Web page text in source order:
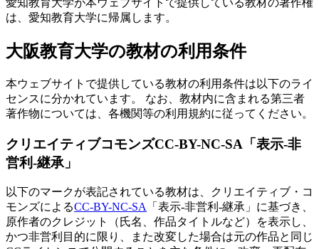
愛知教育大学が本ウェブサイトで提供している教材の著作権
は、愛知教育大学に帰属します。
大阪教育大学の教材の利用条件
本ウェブサイトで提供している教材の利用条件は以下のライ
センスに分かれています。 なお、教材内に含まれる第三者
著作物については、各機関等の利用規約に従ってください。
クリエイティブコモンズCC-BY-NC-SA「表示-非
営利-継承」
以下のマークが表記されている教材は、クリエイティブ・コ
モンズによるCC-BY-NC-SA
「表示-非営利-継承」に基づき、
原作者のクレジット（氏名、作品タイトルなど）を表示し、
かつ非営利目的に限り、また改変した場合は元の作品と同じ